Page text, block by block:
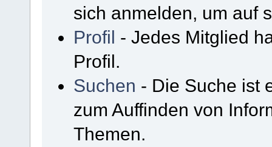
sich anmelden, um auf
Profil - Jedes Mitglied
Profil.
Suchen - Die Suche ist
zum Auffinden von
Themen.